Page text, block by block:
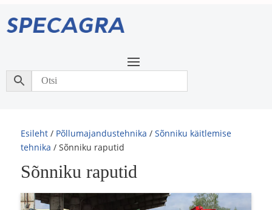
Esileht / Põllumajandustehnika /Sõnniku käitlemise
tehnika / Sõnniku raputid
Sõnniku raputid